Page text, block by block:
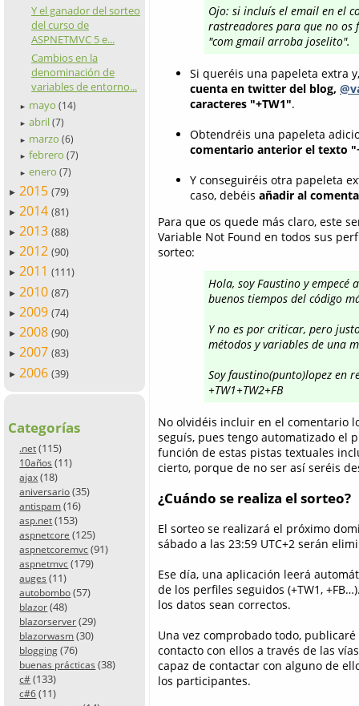
Y el ganador del sorteo
del curso de
ASPNETMVC 5 e...
Cambios en la
denominación de
variables de entorno...
► mayo (14)
► abril (7)
► marzo (6)
► febrero (7)
► enero (7)
► 2015 (79)
► 2014 (81)
► 2013 (88)
► 2012 (90)
► 2011 (111)
► 2010 (87)
► 2009 (74)
► 2008 (90)
► 2007 (83)
► 2006 (39)
Categorías
.net (115)
10años (11)
ajax (18)
aniversario (35)
antispam (16)
asp.net (153)
aspnetcore (125)
aspnetcoremvc (91)
aspnetmvc (179)
auges (11)
autobombo (57)
blazor (48)
blazorserver (29)
blazorwasm (30)
blogging (76)
buenas prácticas (38)
c# (133)
c#6 (11)
Ojo: si incluís el email en el
rastreadores para que no os
"com gmail arroba joselito".
Si queréis una papeleta extra
cuenta en twitter del blog,
caracteres "+TW1".
Obtendréis una papeleta
comentario anterior el texto
Y conseguiréis otra papeleta
caso, debéis añadir al
Para que os quede más claro, este
Variable Not Found en todos sus
sorteo:
Hola, soy Faustino y empecé
buenos tiempos del código
Y no es por criticar, pero
métodos y variables de una
Soy faustino(punto)lopez en
+TW1+TW2+FB
No olvidéis incluir en el comentario
seguís, pues tengo automatizado el
función de estas pistas textuales
cierto, porque de no ser así seréis
¿Cuándo se realiza el sorteo?
El sorteo se realizará el próximo
sábado a las 23:59 UTC+2 serán
Ese día, una aplicación leerá
de los perfiles seguidos (+TW1,
los datos sean correctos.
Una vez comprobado todo,
contacto con ellos a través de las
capaz de contactar con alguno de
los participantes.